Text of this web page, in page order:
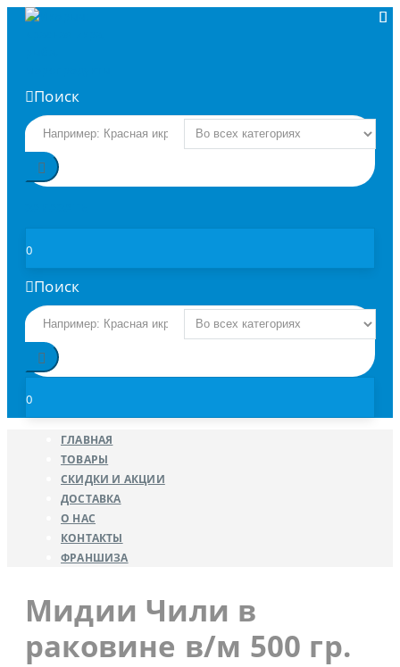
Поиск
0
Поиск
0
ГЛАВНАЯ
ТОВАРЫ
СКИДКИ И АКЦИИ
ДОСТАВКА
О НАС
КОНТАКТЫ
ФРАНШИЗА
Мидии Чили в
раковине в/м 500 гр.